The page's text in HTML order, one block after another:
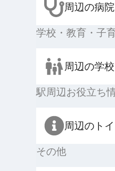
周辺の病
学校・教育・子
周辺の学
駅周辺お役立ち
周辺のト
その他